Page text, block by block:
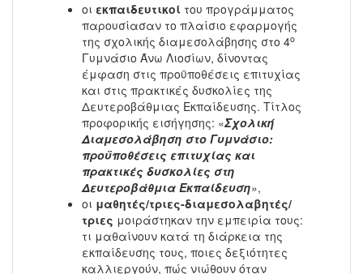
οι εκπαιδευτικοί του προγράμματος
παρουσίασαν το πλαίσιο εφαρμογής
της σχολικής διαμεσολάβησης στο 4ο
Γυμνάσιο Άνω Λιοσίων, δίνοντας
έμφαση στις προϋποθέσεις επιτυχίας
και στις πρακτικές δυσκολίες της
Δευτεροβάθμιας Εκπαίδευσης. Τίτλος
προφορικής εισήγησης: «Σχολική
Διαμεσολάβηση στο Γυμνάσιο:
προϋποθέσεις επιτυχίας και
πρακτικές δυσκολίες στη
Δευτεροβάθμια Εκπαίδευση»,
οι μαθητές/τριες-διαμεσολαβητές/
τριες μοιράστηκαν την εμπειρία τους:
τι μαθαίνουν κατά τη διάρκεια της
εκπαίδευσης τους, ποιες δεξιότητες
καλλιεργούν, πώς νιώθουν όταν